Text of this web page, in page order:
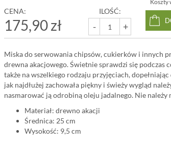
Koszty
CENA:
175,90 zł
ILOŚĆ:
- +
Miska do serwowania chipsów, cukierków i innych
drewna akacjowego. Świetnie sprawdzi się podczas
także na wszelkiego rodzaju przyjęciach,
jak najdłużej zachowała piękny i świeży wygląd
nasmarować ją odrobiną oleju jadalnego. Nie należy
Materiał: drewno akacji
Średnica: 25 cm
Wysokość: 9,5 cm